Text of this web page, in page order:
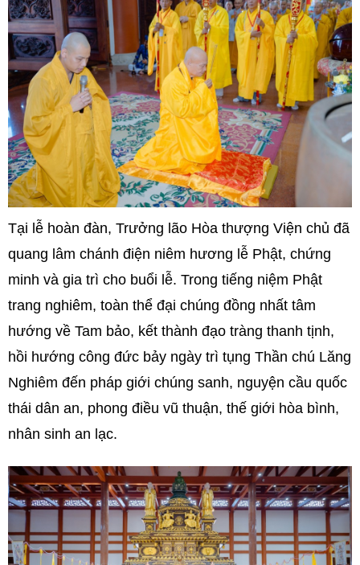
Tại lễ hoàn đàn, Trưởng lão Hòa thượng Viện chủ đã
quang lâm chánh điện niêm hương lễ Phật, chứng
minh và gia trì cho buổi lễ. Trong tiếng niệm Phật
trang nghiêm, toàn thể đại chúng đồng nhất tâm
hướng về Tam bảo, kết thành đạo tràng thanh tịnh,
hồi hướng công đức bảy ngày trì tụng Thần chú Lăng
Nghiêm đến pháp giới chúng sanh, nguyện cầu quốc
thái dân an, phong điều vũ thuận, thế giới hòa bình,
nhân sinh an lạc.